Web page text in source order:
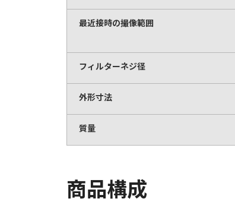
最近接時の撮像範囲
フィルターネジ径
外形寸法
質量
商品構成